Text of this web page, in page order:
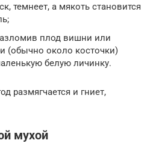
темнеет, а мякоть становится
плод вишни или
(обычно около косточки)
белую личинку.
размягчается и гниет,
мухой